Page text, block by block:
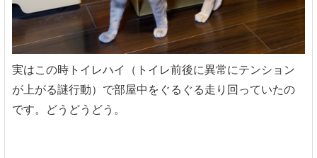
実はこの時トイレハイ（トイレ前後に異常にテンション
が上がる謎行動）で部屋中をぐるぐる走り回っていたの
です。どうどうどう。